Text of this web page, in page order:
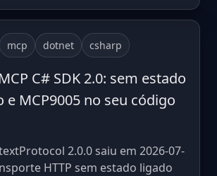
mcp dotnet csharp
C# SDK 2.0: sem estado
e MCP9005 no seu código
2.0.0 saiu em 2026-07-
HTTP sem estado ligado